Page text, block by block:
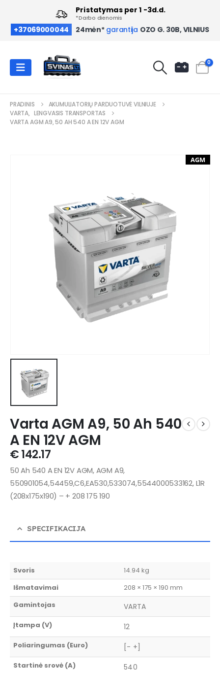
+37069000044 24mėn* garantija OZO G. 30B, VILNIUS
Pristatymas per 1 -3d.d.
*Darbo dienomis
0
PRADINIS
AKUMULIATORIŲ PARDUOTUVĖ VILNIUJE
VARTA, LENGVASIS TRANSPORTAS
VARTA AGM A9, 50 AH 540 A EN 12V AGM
AGM
Varta AGM A9, 50 Ah 540
A EN 12V AGM
€142.17
50 Ah 540 A EN 12V AGM, AGM A9,
550901054,54459,C6,EA530,533074,5544000533162, L1R
(208x175x190) – + 208 175 190
SPECIFIKACIJA
Svoris
14.94 kg
Išmatavimai
208 × 175 × 190 mm
Gamintojas
VARTA
Įtampa (V) 12
Poliaringumas (Euro) [- +]
Startinė srovė (A) 540